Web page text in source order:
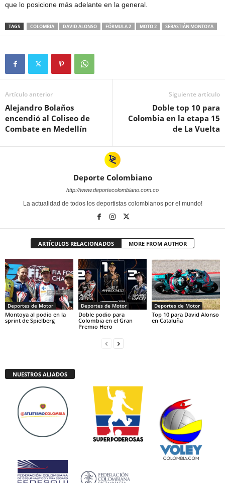
que lo posicione más adelante en la general.
TAGS COLOMBIA DAVID ALONSO FÓRMULA 2 MOTO 2 SEBASTIÁN MONTOYA
Artículo anterior
Alejandro Bolaños
encendió al Coliseo de
Combate en Medellín
Siguiente artículo
Doble top 10 para
Colombia en la etapa 15
de La Vuelta
Deporte Colombiano
http://www.deportecolombiano.com.co
La actualidad de todos los deportistas colombianos por el mundo!
ARTÍCULOS RELACIONADOS MORE FROM AUTHOR
Deportes de Motor
Montoya al podio en la
sprint de Spielberg
Deportes de Motor
Doble podio para
Colombia en el Gran
Premio Hero
Deportes de Motor
Top 10 para David Alonso
en Cataluña
NUESTROS ALIADOS